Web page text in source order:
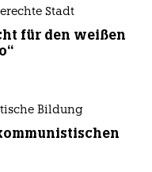
Stadt
für den weißen
Bildung